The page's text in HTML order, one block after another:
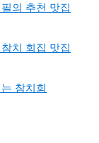
의 추천 맛집
치 회집 맛집
참치회